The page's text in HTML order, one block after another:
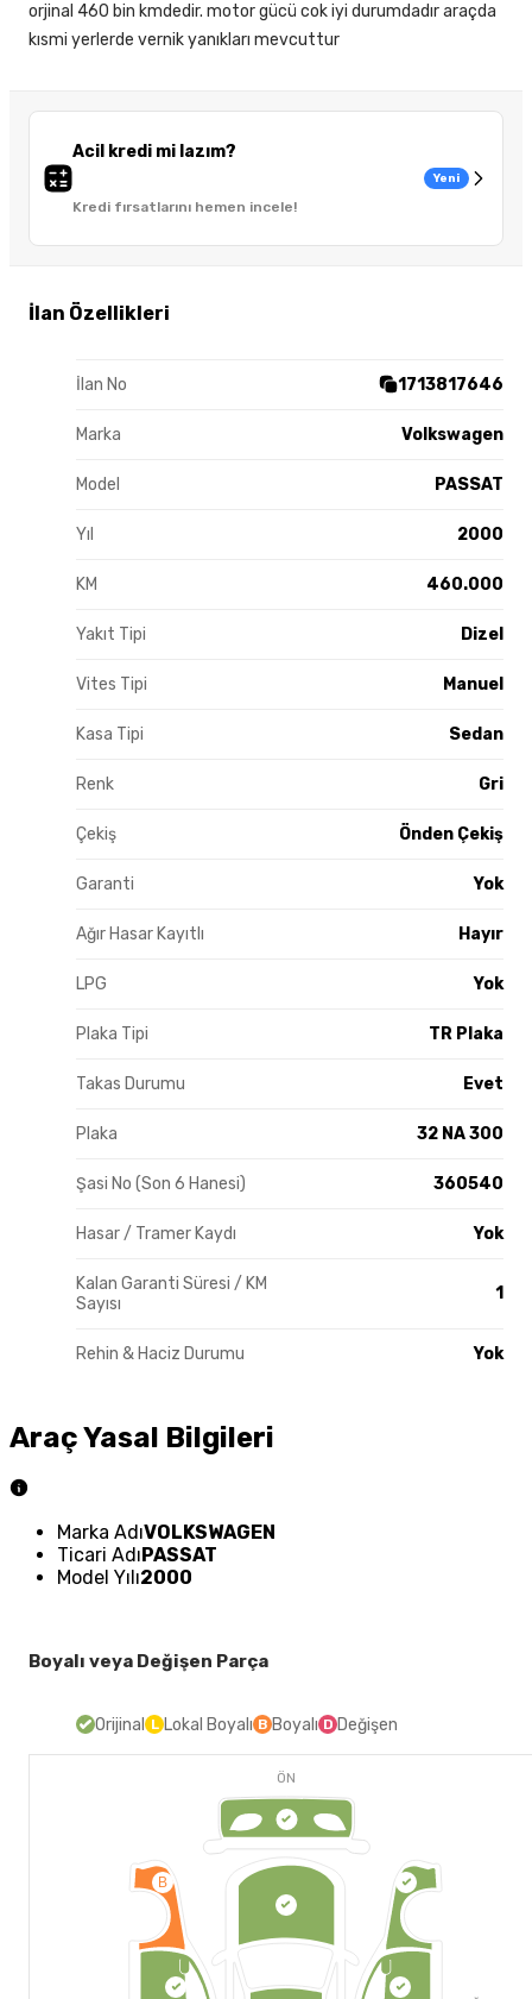
Acil kredi mi lazım?
Kredi fırsatlarını hemen incele!
Yeni
İlan Özellikleri
İlan No 1713817646
Marka Volkswagen
Model PASSAT
Yıl 2000
KM 460.000
Yakıt Tipi Dizel
Vites Tipi Manuel
Kasa Tipi Sedan
Renk Gri
Çekiş Önden Çekiş
Garanti Yok
Ağır Hasar Kayıtlı Hayır
LPG Yok
Plaka Tipi TR Plaka
Takas Durumu Evet
Plaka 32 NA 300
Şasi No (Son 6 Hanesi) 360540
Hasar / Tramer Kaydı Yok
Kalan Garanti Süresi / KM
Sayısı
1
Rehin & Haciz Durumu Yok
Araç Yasal Bilgileri
Marka AdıVOLKSWAGEN
Ticari AdıPASSAT
Model Yılı2000
orjinal 460 bin kmdedir. motor gücü cok iyi durumdadır araçda
kısmi yerlerde vernik yanıkları mevcuttur
Boyalı veya Değişen Parça
Orijinal L Lokal Boyalı B Boyalı D Değişen
ÖN
B